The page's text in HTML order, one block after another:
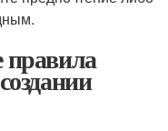
правила